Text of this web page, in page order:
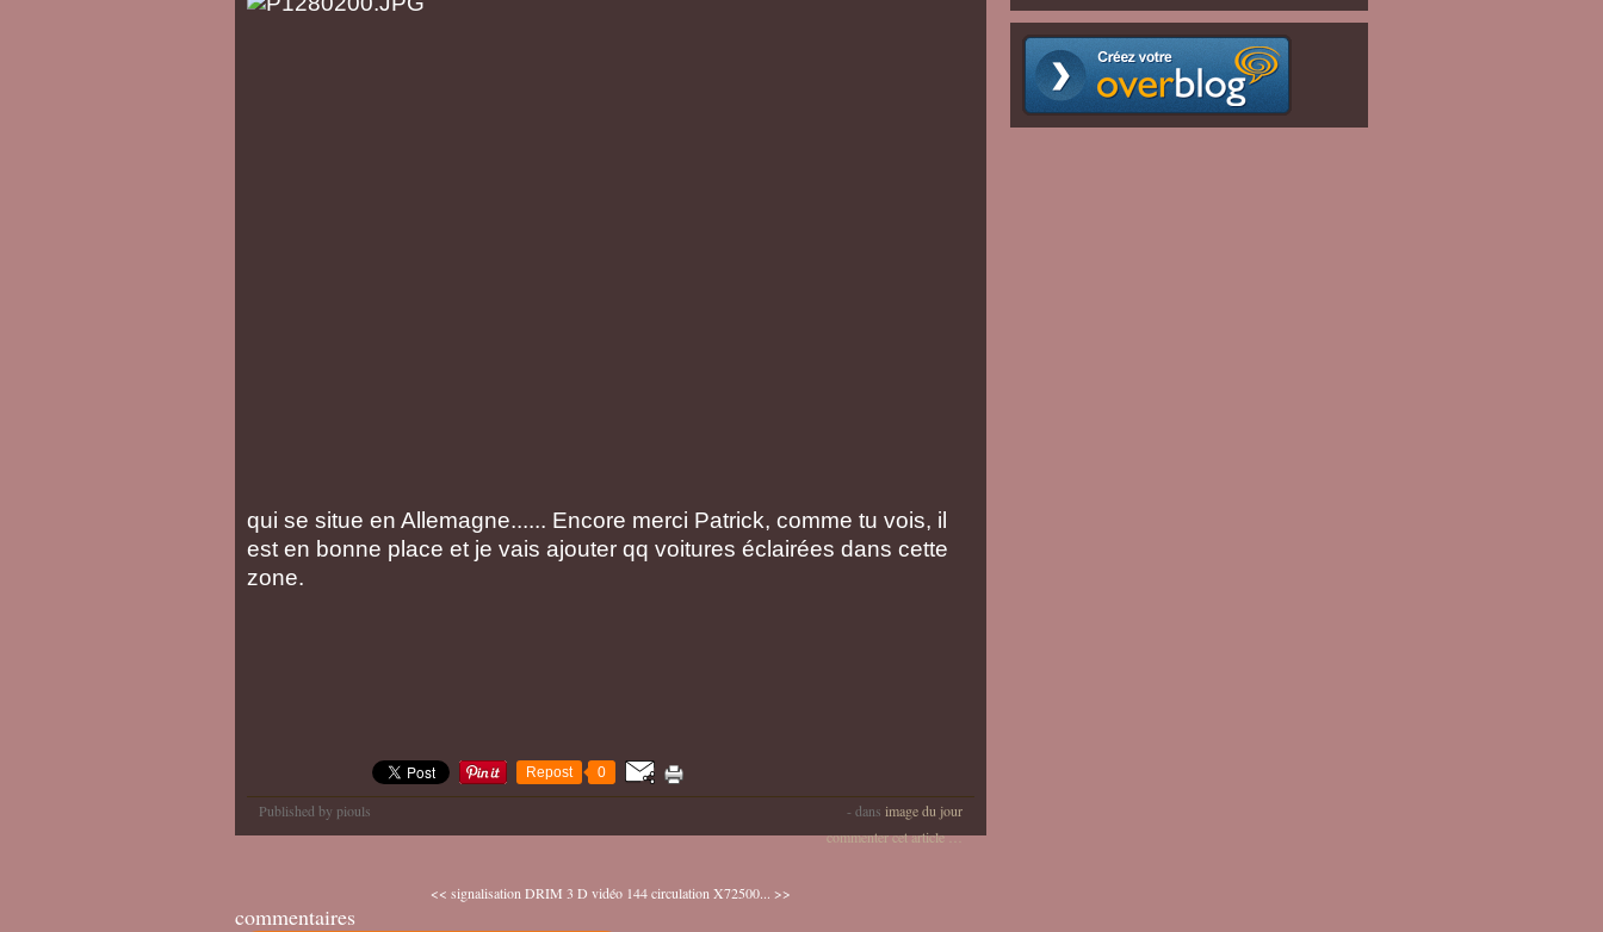
qui se situe en Allemagne...... Encore merci Patrick, comme tu vois, il
est en bonne place et je vais ajouter qq voitures éclairées dans cette
zone.
Repost 0
Published by piouls - dans image du jour
commenter cet article…
<< signalisation DRIM 3 D vidéo 144 circulation X72500... >>
commentaires